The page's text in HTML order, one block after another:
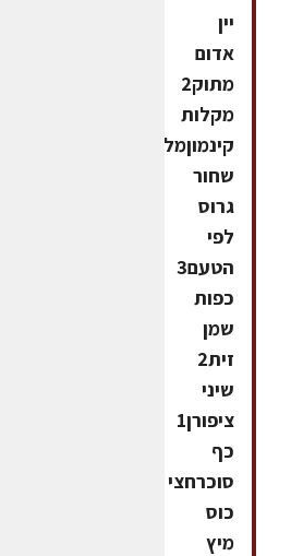
יין
אדום
מתוק2
מקלות
קינמוןמלחפלפל
שחור
גרוס
לפי
הטעם3
כפות
שמן
זית2
שיני
ציפורן1
כף
סוכרחצי
כוס
מיץ